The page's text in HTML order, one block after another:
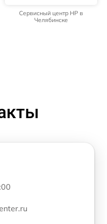
Сервисный центр HP в
Челябинске